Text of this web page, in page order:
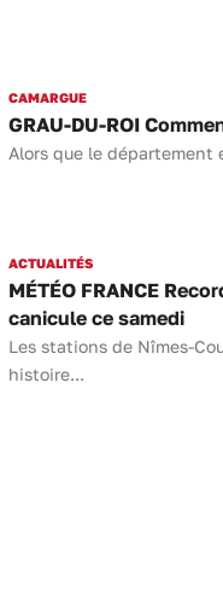
CAMARGUE
GRAU-DU-ROI
Alors que le département
ACTUALITÉS
MÉTÉO FRANCE
canicule ce samedi
Les stations de Nîmes-
histoire...